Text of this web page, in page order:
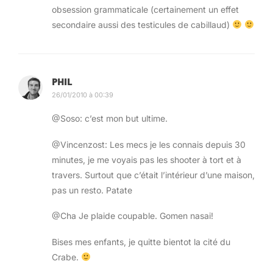
obsession grammaticale (certainement un effet
secondaire aussi des testicules de cabillaud)
PHIL
26/01/2010 à 00:39
@Soso: c’est mon but ultime.
@Vincenzost: Les mecs je les connais depuis 30
minutes, je me voyais pas les shooter à tort et à
travers. Surtout que c’était l’intérieur d’une maison,
pas un resto. Patate
@Cha Je plaide coupable. Gomen nasai!
Bises mes enfants, je quitte bientot la cité du
Crabe.